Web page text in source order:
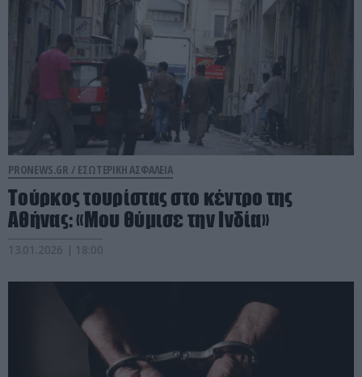
PRONEWS.GR / ΕΣΩΤΕΡΙΚΗ ΑΣΦΑΛΕΙΑ
Τούρκος τουρίστας στο κέντρο της
Αθήνας: «Μου θύμισε την Ινδία»
13.01.2026 | 18:00